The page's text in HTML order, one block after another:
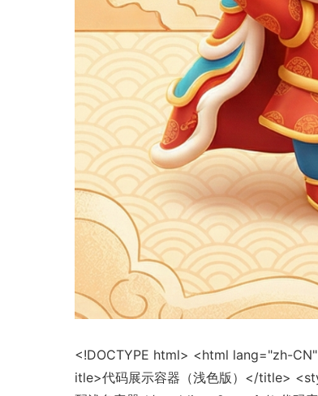
<!DOCTYPE html> <html lang="zh-
itle>代码展示容器（浅色版）</title>